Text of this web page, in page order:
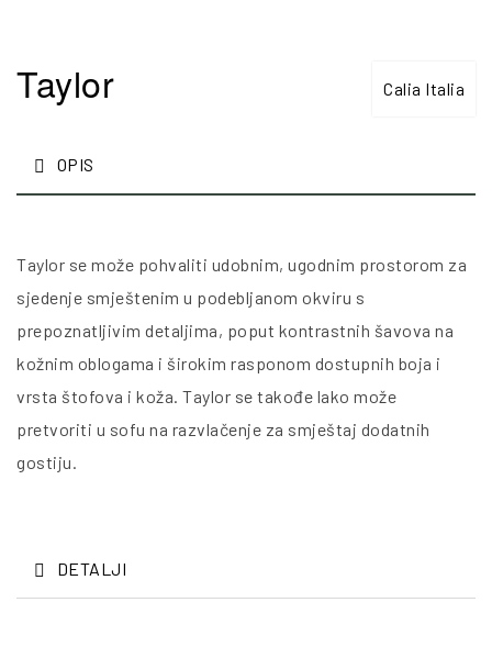
Calia Italia
Taylor
OPIS
Taylor se može pohvaliti udobnim, ugodnim prostorom za
sjedenje smještenim u podebljanom okviru s
prepoznatljivim detaljima, poput kontrastnih šavova na
kožnim oblogama i širokim rasponom dostupnih boja i
vrsta štofova i koža. Taylor se takođe lako može
pretvoriti u sofu na razvlačenje za smještaj dodatnih
gostiju.
DETALJI